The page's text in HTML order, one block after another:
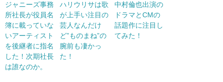
ジャニーズ事務
所社長が役員名
簿に載っていな
いアーティスト
を後継者に指名
した！次期社長
は誰なのか。
ハリウリサは歌
が上手い注目の
芸人なんだけ
ど”ものまね”の
腕前も凄かっ
た！
中村倫也出演の
ドラマとCMの
話題作に注目し
てみた！